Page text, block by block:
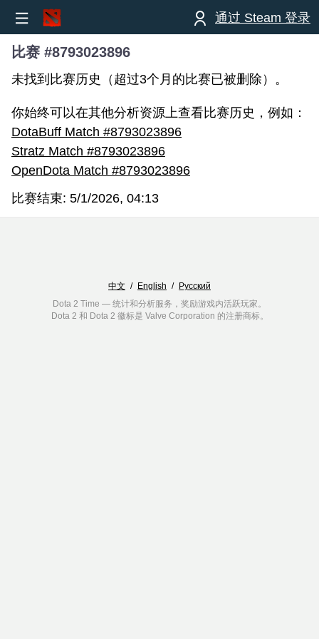
通过 Steam 登录
比赛 #8793023896
未找到比赛历史（超过3个月的比赛已被删除）。
你始终可以在其他分析资源上查看比赛历史，例如：
DotaBuff Match #8793023896
Stratz Match #8793023896
OpenDota Match #8793023896
比赛结束: 5/1/2026, 04:13
中文 / English / Русский
Dota 2 Time — 统计和分析服务，奖励游戏内活跃玩家。
Dota 2 和 Dota 2 徽标是 Valve Corporation 的注册商标。